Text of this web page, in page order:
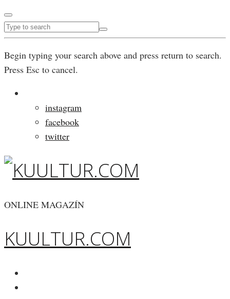
Begin typing your search above and press return to search.
Press Esc to cancel.
instagram
facebook
twitter
ONLINE MAGAZÍN
KUULTUR.COM